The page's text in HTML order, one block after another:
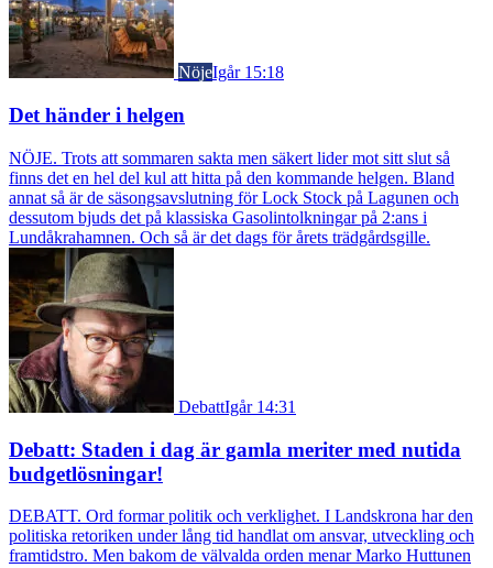
NöjeIgår 15:18
Det händer i helgen
NÖJE. Trots att sommaren sakta men säkert lider mot sitt slut så
finns det en hel del kul att hitta på den kommande helgen. Bland
annat så är de säsongsavslutning för Lock Stock på Lagunen och
dessutom bjuds det på klassiska Gasolintolkningar på 2:ans i
Lundåkrahamnen. Och så är det dags för årets trädgårdsgille.
DebattIgår 14:31
Debatt: Staden i dag är gamla meriter med nutida
budgetlösningar!
DEBATT. Ord formar politik och verklighet. I Landskrona har den
politiska retoriken under lång tid handlat om ansvar, utveckling och
framtidstro. Men bakom de välvalda orden menar Marko Huttunen